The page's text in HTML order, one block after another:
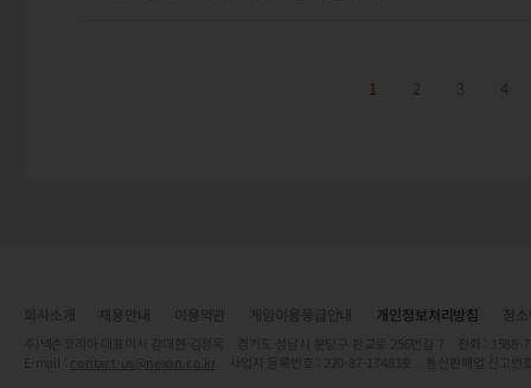
1 2 3 4
개인정보처리방침
contact-us@nexon.co.kr